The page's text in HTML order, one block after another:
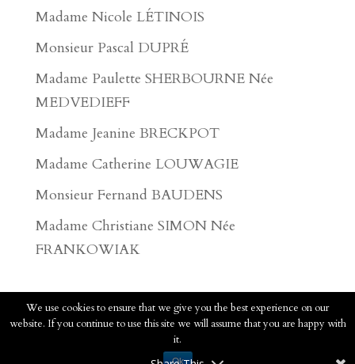
Madame Nicole LÉTINOIS
Monsieur Pascal DUPRÉ
Madame Paulette SHERBOURNE Née
MEDVEDIEFF
Madame Jeanine BRECKPOT
Madame Catherine LOUWAGIE
Monsieur Fernand BAUDENS
Madame Christiane SIMON Née
FRANKOWIAK
2020 - Pompes Funèbres Faucomprez - Tous
Voir les mentions légales
We use cookies to ensure that we give you the best experience on our
website. If you continue to use this site we will assume that you are happy with
it.
Ok